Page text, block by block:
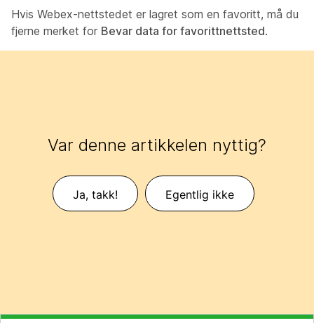
Hvis Webex-nettstedet er lagret som en favoritt, må du
fjerne merket for Bevar data for favorittnettsted.
Var denne artikkelen nyttig?
Ja, takk! Egentlig ikke